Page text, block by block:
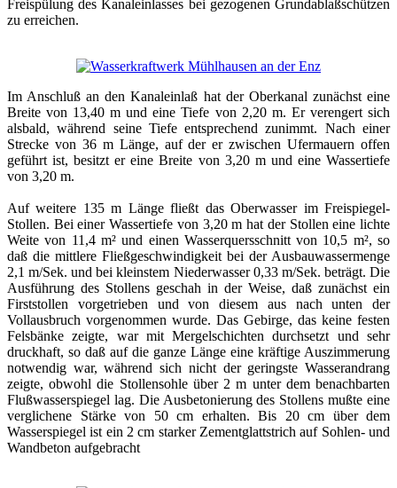
Freispülung des Kanaleinlasses bei gezogenen Grundablaßschützen
zu erreichen.
Im Anschluß an den Kanaleinlaß hat der Oberkanal zunächst eine
Breite von 13,40 m und eine Tiefe von 2,20 m. Er verengert sich
alsbald, während seine Tiefe entsprechend zunimmt. Nach einer
Strecke von 36 m Länge, auf der er zwischen Ufermauern offen
geführt ist, besitzt er eine Breite von 3,20 m und eine Wassertiefe
von 3,20 m.
Auf weitere 135 m Länge fließt das Oberwasser im Freispiegel-
Stollen. Bei einer Wassertiefe von 3,20 m hat der Stollen eine lichte
Weite von 11,4 m² und einen Wasserquersschnitt von 10,5 m², so
daß die mittlere Fließgeschwindigkeit bei der Ausbauwassermenge
2,1 m/Sek. und bei kleinstem Niederwasser 0,33 m/Sek. beträgt. Die
Ausführung des Stollens geschah in der Weise, daß zunächst ein
Firststollen vorgetrieben und von diesem aus nach unten der
Vollausbruch vorgenommen wurde. Das Gebirge, das keine festen
Felsbänke zeigte, war mit Mergelschichten durchsetzt und sehr
druckhaft, so daß auf die ganze Länge eine kräftige Auszimmerung
notwendig war, während sich nicht der geringste Wasserandrang
zeigte, obwohl die Stollensohle über 2 m unter dem benachbarten
Flußwasserspiegel lag. Die Ausbetonierung des Stollens mußte eine
verglichene Stärke von 50 cm erhalten. Bis 20 cm über dem
Wasserspiegel ist ein 2 cm starker Zementglattstrich auf Sohlen- und
Wandbeton aufgebracht